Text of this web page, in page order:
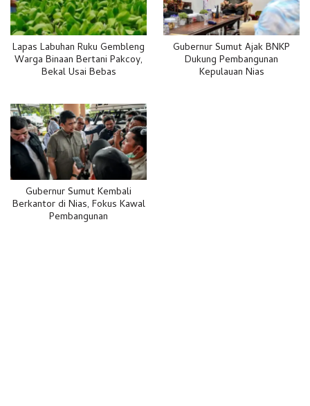
Lapas Labuhan Ruku Gembleng
Warga Binaan Bertani Pakcoy,
Bekal Usai Bebas
Gubernur Sumut Ajak BNKP
Dukung Pembangunan
Kepulauan Nias
Gubernur Sumut Kembali
Berkantor di Nias, Fokus Kawal
Pembangunan